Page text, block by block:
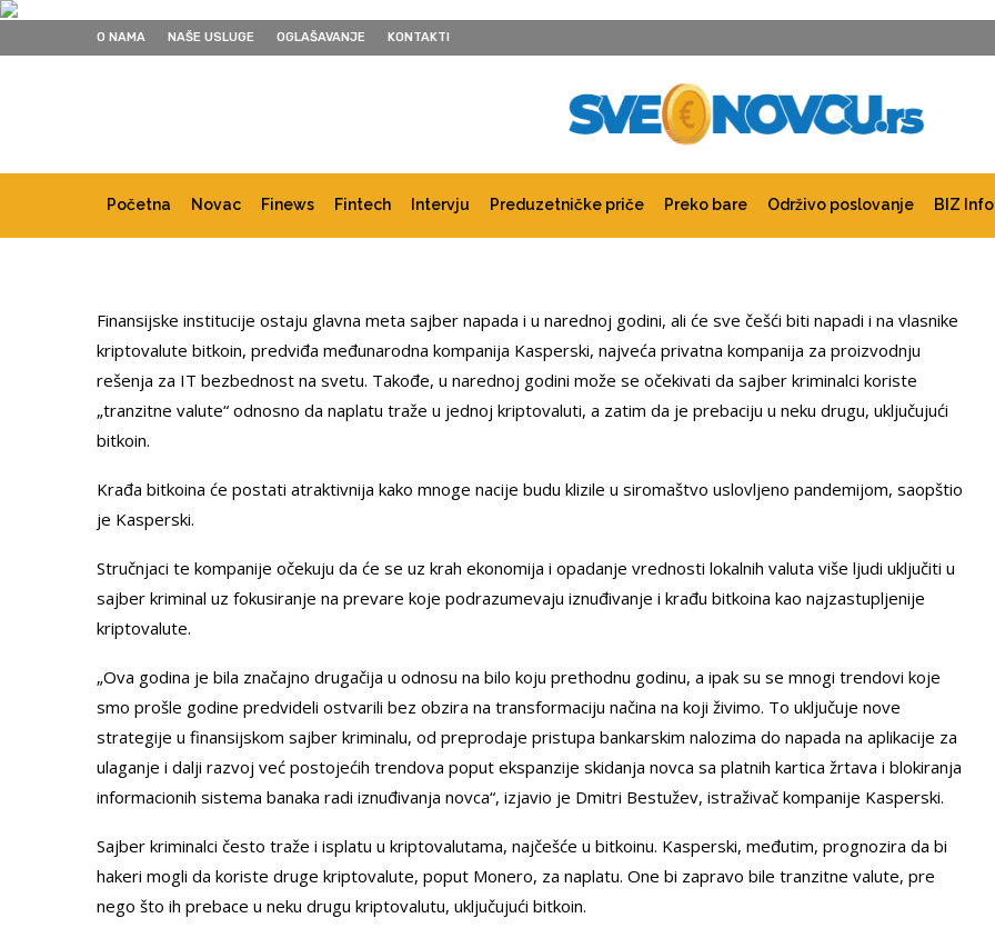
O NAMA NAŠE USLUGE OGLAŠAVANJE KONTAKTI
Početna Novac Finews Fintech Intervju Preduzetničke priče Preko bare Održivo poslovanje BIZ Info
Finansijske institucije ostaju glavna meta sajber napada i u narednoj godini, ali će sve češći biti napadi i na vlasnike
kriptovalute bitkoin, predviđa međunarodna kompanija Kasperski, najveća privatna kompanija za proizvodnju
rešenja za IT bezbednost na svetu. Takođe, u narednoj godini može se očekivati da sajber kriminalci koriste
„tranzitne valute“ odnosno da naplatu traže u jednoj kriptovaluti, a zatim da je prebaciju u neku drugu, uključujući
bitkoin.
Krađa bitkoina će postati atraktivnija kako mnoge nacije budu klizile u siromaštvo uslovljeno pandemijom, saopštio
je Kasperski.
Stručnjaci te kompanije očekuju da će se uz krah ekonomija i opadanje vrednosti lokalnih valuta više ljudi uključiti u
sajber kriminal uz fokusiranje na prevare koje podrazumevaju iznuđivanje i krađu bitkoina kao najzastupljenije
kriptovalute.
„Ova godina je bila značajno drugačija u odnosu na bilo koju prethodnu godinu, a ipak su se mnogi trendovi koje
smo prošle godine predvideli ostvarili bez obzira na transformaciju načina na koji živimo. To uključuje nove
strategije u finansijskom sajber kriminalu, od preprodaje pristupa bankarskim nalozima do napada na aplikacije za
ulaganje i dalji razvoj već postojećih trendova poput ekspanzije skidanja novca sa platnih kartica žrtava i blokiranja
informacionih sistema banaka radi iznuđivanja novca“, izjavio je Dmitri Bestužev, istraživač kompanije Kasperski.
Sajber kriminalci često traže i isplatu u kriptovalutama, najčešće u bitkoinu. Kasperski, međutim, prognozira da bi
hakeri mogli da koriste druge kriptovalute, poput Monero, za naplatu. One bi zapravo bile tranzitne valute, pre
nego što ih prebace u neku drugu kriptovalutu, uključujući bitkoin.